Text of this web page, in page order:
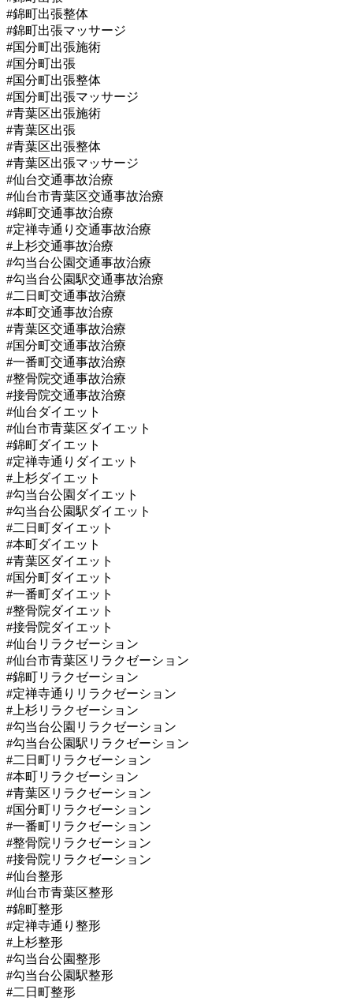
#錦町出張整体
#錦町出張マッサージ
#国分町出張施術
#国分町出張
#国分町出張整体
#国分町出張マッサージ
#青葉区出張施術
#青葉区出張
#青葉区出張整体
#青葉区出張マッサージ
#仙台交通事故治療
#仙台市青葉区交通事故治療
#錦町交通事故治療
#定禅寺通り交通事故治療
#上杉交通事故治療
#勾当台公園交通事故治療
#勾当台公園駅交通事故治療
#二日町交通事故治療
#本町交通事故治療
#青葉区交通事故治療
#国分町交通事故治療
#一番町交通事故治療
#整骨院交通事故治療
#接骨院交通事故治療
#仙台ダイエット
#仙台市青葉区ダイエット
#錦町ダイエット
#定禅寺通りダイエット
#上杉ダイエット
#勾当台公園ダイエット
#勾当台公園駅ダイエット
#二日町ダイエット
#本町ダイエット
#青葉区ダイエット
#国分町ダイエット
#一番町ダイエット
#整骨院ダイエット
#接骨院ダイエット
#仙台リラクゼーション
#仙台市青葉区リラクゼーション
#錦町リラクゼーション
#定禅寺通りリラクゼーション
#上杉リラクゼーション
#勾当台公園リラクゼーション
#勾当台公園駅リラクゼーション
#二日町リラクゼーション
#本町リラクゼーション
#青葉区リラクゼーション
#国分町リラクゼーション
#一番町リラクゼーション
#整骨院リラクゼーション
#接骨院リラクゼーション
#仙台整形
#仙台市青葉区整形
#錦町整形
#定禅寺通り整形
#上杉整形
#勾当台公園整形
#勾当台公園駅整形
#二日町整形